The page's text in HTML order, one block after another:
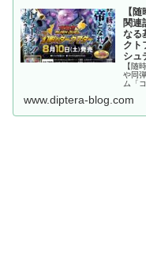
【
関連
なる
クト
シュ
【随
や同
ム「
www.diptera-blog.com